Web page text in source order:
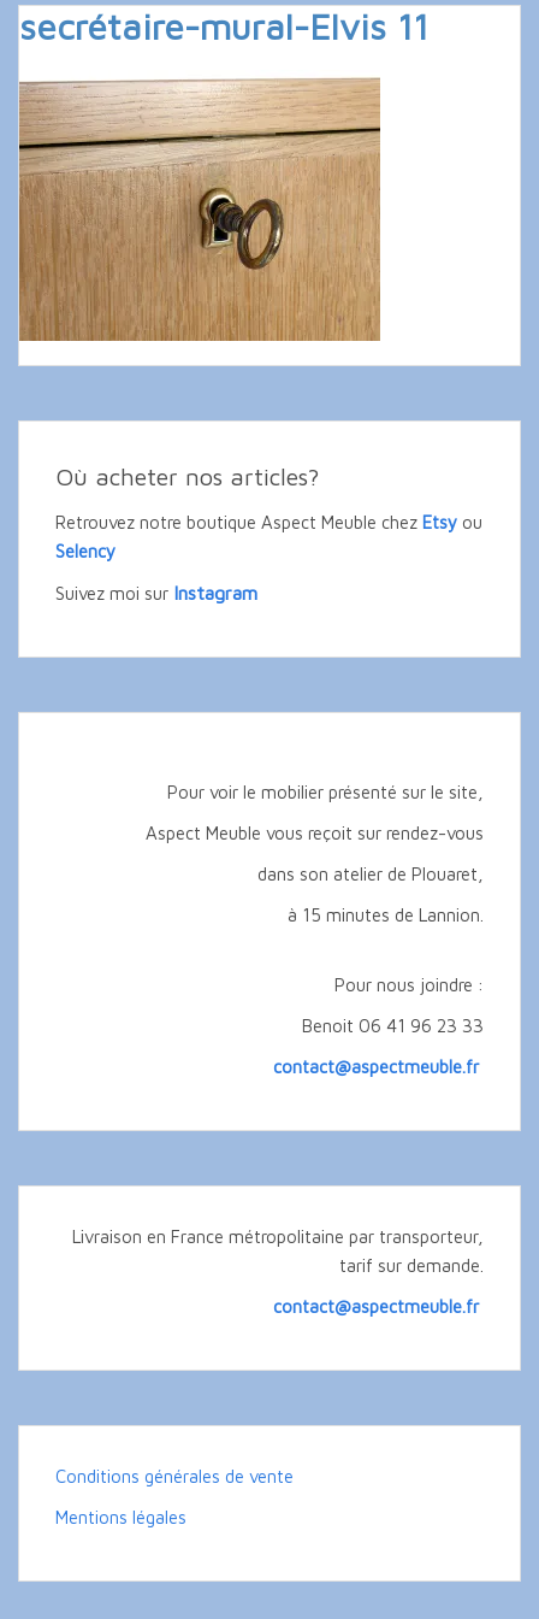
secrétaire-mural-Elvis 11
Où acheter nos articles?
Retrouvez notre boutique Aspect Meuble chez Etsy ou
Selency
Suivez moi sur Instagram
Pour voir le mobilier présenté sur le site,
Aspect Meuble vous reçoit sur rendez-vous
dans son atelier de Plouaret,
à 15 minutes de Lannion.
Pour nous joindre :
Benoit 06 41 96 23 33
contact@aspectmeuble.fr
Livraison en France métropolitaine par transporteur,
tarif sur demande.
contact@aspectmeuble.fr
Conditions générales de vente
Mentions légales